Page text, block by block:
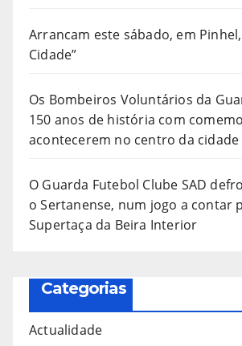
Arrancam este sábado, em Pinhel,
Cidade”
Os Bombeiros Voluntários da
150 anos de história com
acontecerem no centro da cidade
O Guarda Futebol Clube SAD
o Sertanense, num jogo a contar
Supertaça da Beira Interior
Categorias
Actualidade